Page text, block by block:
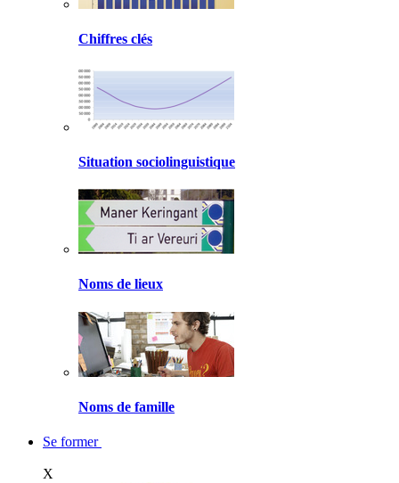
Chiffres clés
Situation sociolinguistique
Noms de lieux
Noms de famille
Se former
X